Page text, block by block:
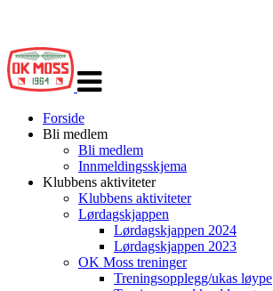
navigasjon
Forside
Bli medlem
Bli medlem
Innmeldingsskjema
Klubbens aktiviteter
Klubbens aktiviteter
Lørdagskjappen
Lørdagskjappen 2024
Lørdagskjappen 2023
OK Moss treninger
Treningsopplegg/ukas løype